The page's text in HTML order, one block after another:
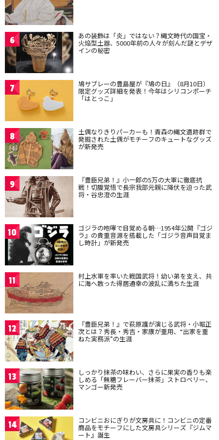
6 あの装飾は「炎」ではない？縄文時代の国宝・
火焔型土器、5000年前の人々が刻んだ謎とデザ
インの秘密
7 鳩サブレーの豊島屋が『鳩の日』（8月10日）
限定グッズ詳細を発表！今年はシリコンポーチ
「はとっこ」
8 土偶なりきりパーカーも！青森の縄文遺跡群で
発掘された土偶がモチーフのキュートなグッズ
が新発売
9 『豊臣兄弟！』小一郎の5万の大軍に徹底抗
戦！切腹覚悟で長宗我部元親に降伏を迫った武
将・谷忠澄の生涯
10 ゴジラの咆哮で目覚める朝…1954年公開『ゴジ
ラ』の貴重音源を搭載した「ゴジラ音声目覚ま
し時計」が新発売
11 村上水軍を率いた戦国武将！幼い弟を支え、共
に海へ散った得居通幸の波乱に満ちた生涯
12 『豊臣兄弟！』で萩原護が演じる武将・小堀正
次とは？秀長・秀吉・家康が重用、“出家を重
ねた実務派”の生涯
13 しっかり抹茶の味わい、さらに果実の香りも楽
しめる「無糖フレーバー抹茶」ストロベリー、
マンゴー新発売
14 コンビニおにぎりが文房具に！コンビニの定番
商品をモチーフにした文房具シリーズ『ジムマ
ート』誕生